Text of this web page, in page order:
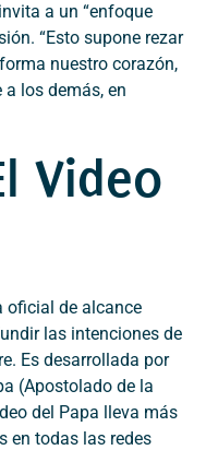
a un “enfoque
“Esto supone rezar
nuestro corazón,
los demás, en
Video
oficial de alcance
las intenciones de
Es desarrollada por
(Apostolado de la
del Papa lleva más
en todas las redes